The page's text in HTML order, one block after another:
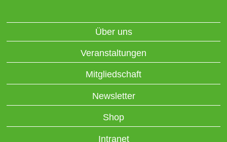
Über uns
Veranstaltungen
Mitgliedschaft
Newsletter
Shop
Intranet